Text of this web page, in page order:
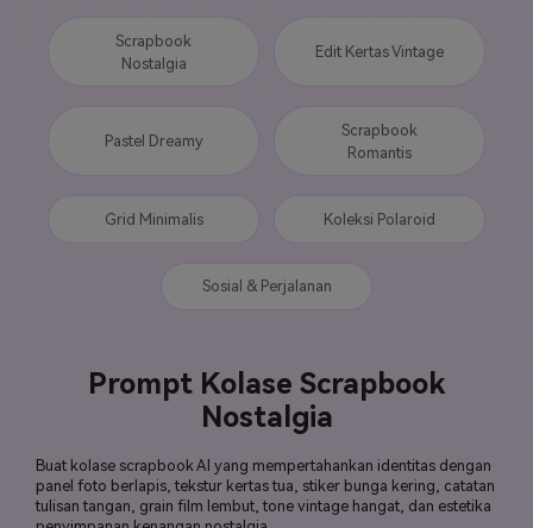
Scrapbook
Nostalgia
Edit Kertas Vintage
Pastel Dreamy
Scrapbook
Romantis
Grid Minimalis Koleksi Polaroid
Sosial & Perjalanan
Prompt Kolase Scrapbook
Nostalgia
Buat kolase scrapbook AI yang mempertahankan identitas dengan
panel foto berlapis, tekstur kertas tua, stiker bunga kering, catatan
tulisan tangan, grain film lembut, tone vintage hangat, dan estetika